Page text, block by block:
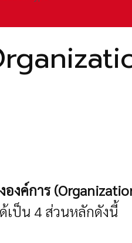
องค์การ
เป็น 4 ส่วนหลักดังนี้